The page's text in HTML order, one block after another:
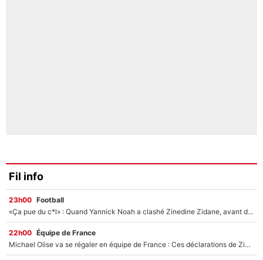
Fil info
23h00 Football
«Ça pue du c*l» : Quand Yannick Noah a clashé Zinedine Zidane, avant de se faire recadrer par le nouveau sélectionneur de l'équipe de France !
22h00 Équipe de France
Michael Olise va se régaler en équipe de France : Ces déclarations de Zinedine Zidane qui prouvent qu'il va tout miser sur la star du Bayern Munich !